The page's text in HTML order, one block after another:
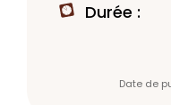
Durée :
Date de